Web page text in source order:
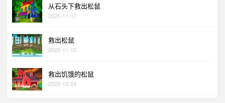
从石头下救出松鼠
2025-11-17
救出松鼠
2025-11-12
救出饥饿的松鼠
2025-10-24